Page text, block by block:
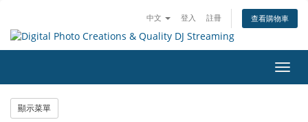
中文 登入 註冊 查看購物車
切
換
顯示菜單